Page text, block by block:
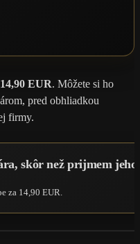
14,90 EUR. Môžete si ho
pred obhliadkou
firmy.
skôr než prijmem jeho
za 14,90 EUR.